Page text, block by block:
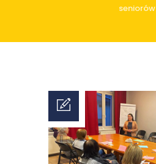
seniorów